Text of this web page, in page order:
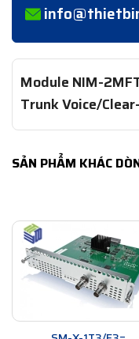
Module NIM-
Trunk Voice/
SẢN PHẨM KHÁC